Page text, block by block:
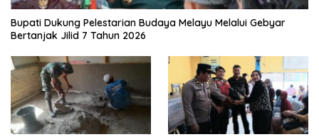
Bupati Dukung Pelestarian Budaya Melayu Melalui Gebyar
Bertanjak Jilid 7 Tahun 2026